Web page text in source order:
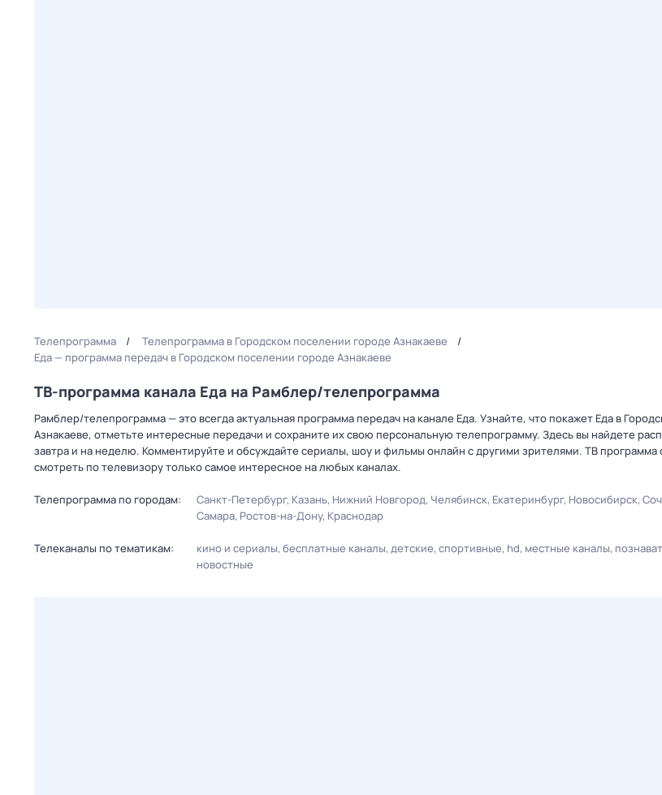
Телепрограмма
Телепрограмма в Городском поселении городе Азнакаеве
Еда — программа передач в Городском поселении городе Азнакаеве
ТВ-программа канала Еда на Рамблер/телепрограмма
Рамблер/телепрограмма — это всегда актуальная программа передач на канале Еда. Узнайте, что покажет Еда в
Азнакаеве, отметьте интересные передачи и сохраните их свою персональную телепрограмму. Здесь вы найдете
завтра и на неделю. Комментируйте и обсуждайте сериалы, шоу и фильмы онлайн с другими зрителями. ТВ программа
смотреть по телевизору только самое интересное на любых каналах.
Телепрограмма по городам: Санкт-Петербург Казань Нижний Новгород Челябинск Екатеринбург Новосибирск
Самара Ростов-на-Дону Краснодар
Телеканалы по тематикам: кино и сериалы бесплатные каналы детские спортивные hd местные каналы
новостные